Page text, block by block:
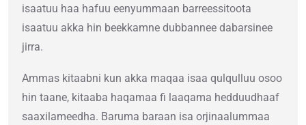
isaatuu haa hafuu eenyummaan barreessitoota
isaatuu akka hin beekkamne dubbannee dabarsinee
jirra.
Ammas kitaabni kun akka maqaa isaa qulqulluu osoo
hin taane, kitaaba haqamaa fi laaqama hedduudhaaf
saaxilameedha. Baruma baraan isa orjinaalummaa